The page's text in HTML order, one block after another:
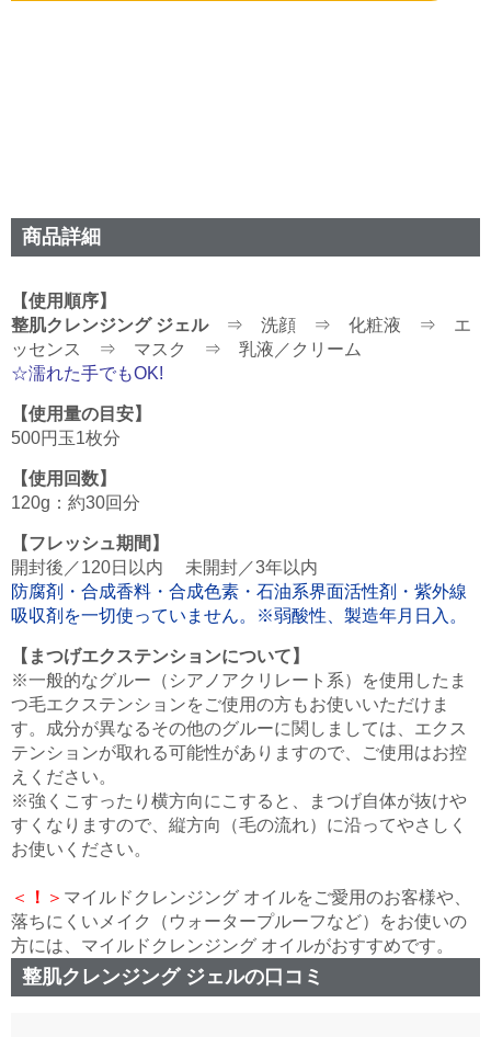
商品詳細
【使用順序】
整肌クレンジング ジェル⇒ 洗顔 ⇒ 化粧液 ⇒ エ
ッセンス ⇒ マスク ⇒ 乳液／クリーム
☆濡れた手でもOK!
【使用量の目安】
500円玉1枚分
【使用回数】
120g：約30回分
【フレッシュ期間】
開封後／120日以内 未開封／3年以内
防腐剤・合成香料・合成色素・石油系界面活性剤・紫外線
吸収剤を一切使っていません。※弱酸性、製造年月日入。
【まつげエクステンションについて】
※一般的なグルー（シアノアクリレート系）を使用したま
つ毛エクステンションをご使用の方もお使いいただけま
す。成分が異なるその他のグルーに関しましては、エクス
テンションが取れる可能性がありますので、ご使用はお控
えください。
※強くこすったり横方向にこすると、まつげ自体が抜けや
すくなりますので、縦方向（毛の流れ）に沿ってやさしく
お使いください。
＜ ！ ＞ マイルドクレンジング オイルをご愛用のお客様や、
落ちにくいメイク（ウォータープルーフなど）をお使いの
方には、マイルドクレンジング オイルがおすすめです。
整肌クレンジング ジェルの口コミ